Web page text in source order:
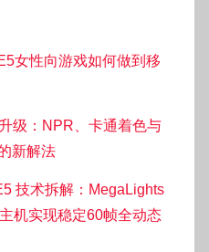
女性向游戏如何做到移
级：NPR、卡通着色与
新解法
技术拆解：MegaLights
机实现稳定60帧全动态